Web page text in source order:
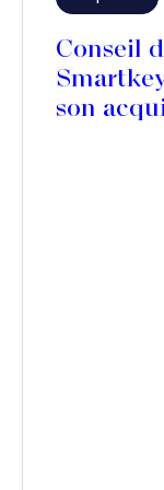
Conseil
son